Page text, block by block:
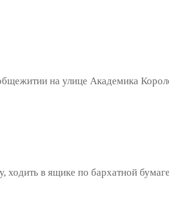
на улице Академика
в ящике по бархатной